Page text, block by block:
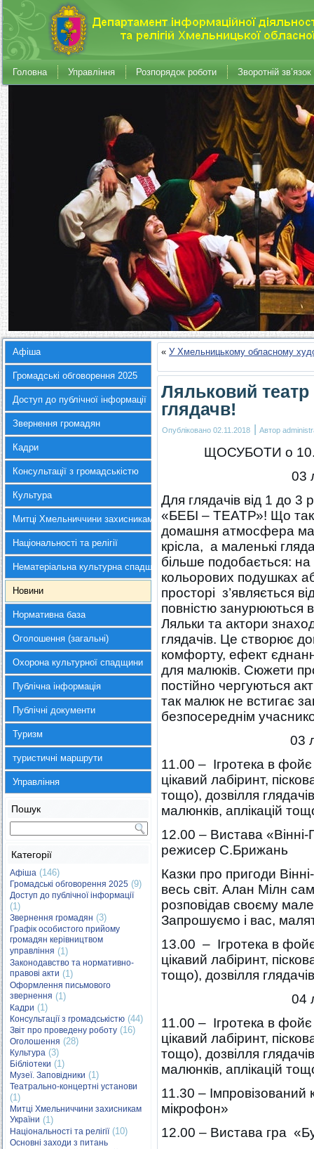
Головна Управління Розпорядок роботи Зворотній зв’язок
Афіша
Громадські обговорення 2025
Доступ до публічної інформації
Звернення громадян
Кадри
Консультації з громадськістю
Культура
Митці Хмельниччини захисникам України
Національності та релігії
Нематеріальна культурна спадщина
Новини
Нормативна база
Оголошення (загальні)
Охорона культурної спадщини
Публічна інформація
Публічні документи
Туризм
туристичні маршрути
Управління
Пошук
Категорії
Афіша (146)
Громадські обговорення 2025 (9)
Доступ до публічної інформації
(1)
Звернення громадян (3)
Графік особистого прийому
громадян керівництвом
управління (1)
Законодавство та нормативно-
правові акти (1)
Оформлення письмового
звернення (1)
Кадри (1)
Консультації з громадськістю (44)
Звіт про проведену роботу (16)
Оголошення (28)
Культура (3)
Бібліотеки (1)
Музеї. Заповідники (1)
Театрально-концертні установи
(1)
Митці Хмельниччини захисникам
України (1)
Національності та релігії(10)
Основні заходи з питань
« У Хмельницькому обласному
Ляльковий
глядачв!
Опубліковано 02.11.2018 | Автор
ЩОСУБОТИ о
03
Для глядачів від 1 до 3
«БЕБІ – ТЕАТР»! Що
домашня атмосфера
крісла, а маленькі
більше подобається:
кольорових подушках
просторі з’являється
повністю занурюються
Ляльки та актори
глядачів. Це створює
комфорту, ефект
для малюків. Сюжети
постійно чергуються
так малюк не встигає
безпосереднім
03
11.00 – Ігротека в
цікавий лабіринт,
тощо), дозвілля
малюнків, аплікацій
12.00 – Вистава
режисер С.Брижань
Казки про пригоди
весь світ. Алан Мілн
розповідав своєму
Запрошуємо і вас,
13.00 – Ігротека в
цікавий лабіринт,
тощо), дозвілля
04
11.00 – Ігротека в
цікавий лабіринт,
тощо), дозвілля
малюнків, аплікацій
11.30 – Імпровізований
мікрофон»
12.00 – Вистава гра